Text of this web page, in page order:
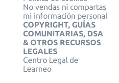
No vendas ni compartas
mi información personal
COPYRIGHT, GUÍAS
COMUNITARIAS, DSA
& OTROS RECURSOS
LEGALES
Centro Legal de
Learneo